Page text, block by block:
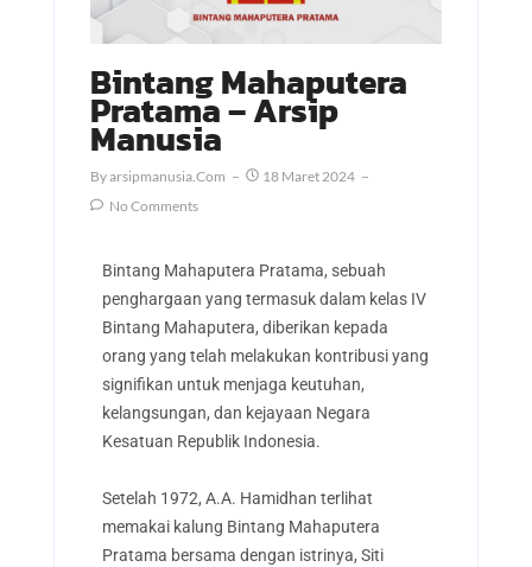
Bintang Mahaputera
Pratama – Arsip
Manusia
ByArsipmanusia.com
18 Maret 2024
No Comments
Bintang Mahaputera Pratama, sebuah
penghargaan yang termasuk dalam kelas IV
Bintang Mahaputera, diberikan kepada
orang yang telah melakukan kontribusi yang
signifikan untuk menjaga keutuhan,
kelangsungan, dan kejayaan Negara
Kesatuan Republik Indonesia.
Setelah 1972, A.A. Hamidhan terlihat
memakai kalung Bintang Mahaputera
Pratama bersama dengan istrinya, Siti